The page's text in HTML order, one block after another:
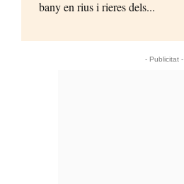
bany en rius i rieres dels...
- Publicitat -